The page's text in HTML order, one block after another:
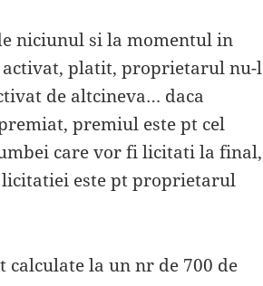
niciunul si la momentul in
platit, proprietarul nu-l
de altcineva… daca
premiul este pt cel
care vor fi licitati la final,
este pt proprietarul
la un nr de 700 de